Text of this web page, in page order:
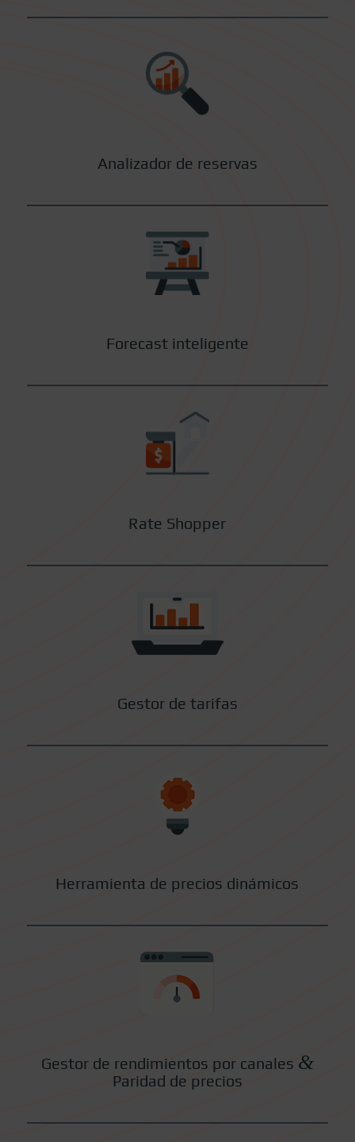
Analizador de reservas
Forecast inteligente
Rate Shopper
Gestor de tarifas
Herramienta de precios dinámicos
Gestor de rendimientos por canales &
Paridad de precios